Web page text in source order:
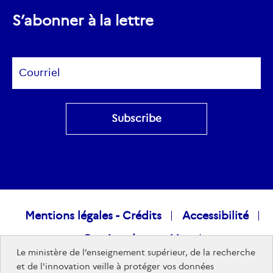
S’abonner à la lettre
Raccourcis
Mentions légales - Crédits
Accessibilité
Gestion des cookies
Données personnelles
Nous rejoindre
Le ministère de l’enseignement supérieur, de la recherche
et de l'innovation veille à protéger vos données